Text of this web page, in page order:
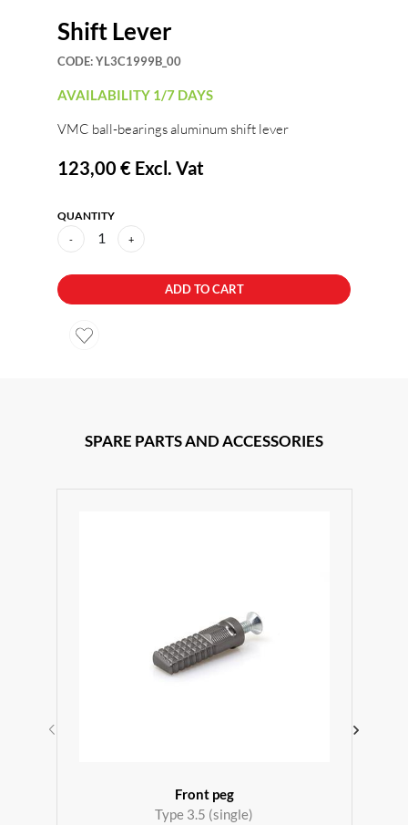
Shift Lever
CODE:YL3C1999B_00
AVAILABILITY 1/7 DAYS
VMC ball-bearings aluminum shift lever
123,00 € Excl. Vat
QUANTITY
- 1 +
ADD TO CART
SPARE PARTS AND ACCESSORIES
Front peg
Type 3.5 (single)